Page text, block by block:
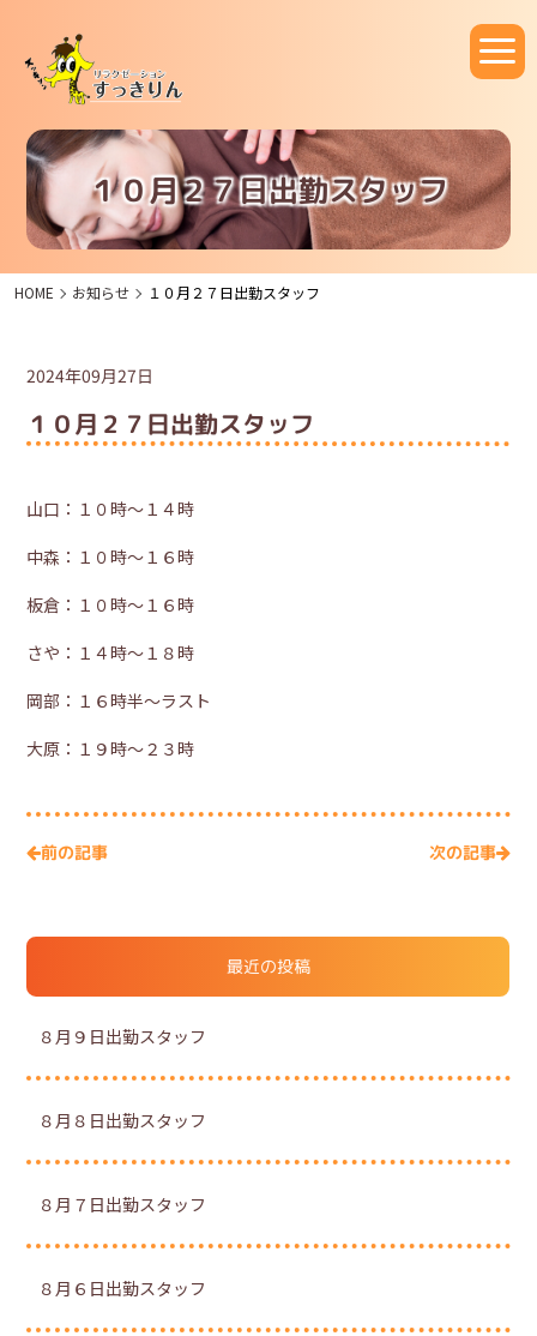
１０月２７日出勤スタッフ
HOME お知らせ １０月２７日出勤スタッフ
2024年09月27日
１０月２７日出勤スタッフ
山口：１０時～１４時
中森：１０時～１６時
板倉：１０時～１６時
さや：１４時～１８時
岡部：１６時半～ラスト
大原：１９時～２３時
前の記事 次の記事
最近の投稿
８月９日出勤スタッフ
８月８日出勤スタッフ
８月７日出勤スタッフ
８月６日出勤スタッフ